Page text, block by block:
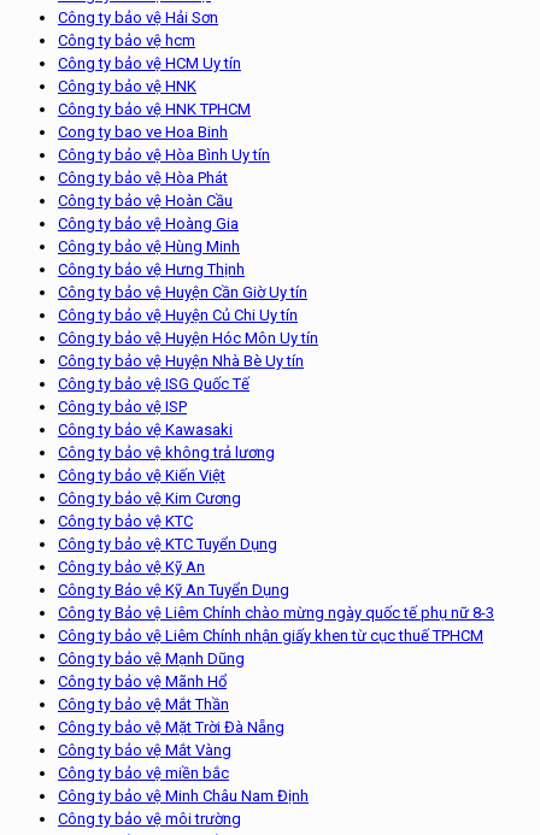
Công ty bảo vệ Hải Sơn
Công ty bảo vệ hcm
Công ty bảo vệ HCM Uy tín
Công ty bảo vệ HNK
Công ty bảo vệ HNK TPHCM
Cong ty bao ve Hoa Binh
Công ty bảo vệ Hòa Bình Uy tín
Công ty bảo vệ Hòa Phát
Công ty bảo vệ Hoàn Cầu
Công ty bảo vệ Hoàng Gia
Công ty bảo vệ Hùng Minh
Công ty bảo vệ Hưng Thịnh
Công ty bảo vệ Huyện Cần Giờ Uy tín
Công ty bảo vệ Huyện Củ Chi Uy tín
Công ty bảo vệ Huyện Hóc Môn Uy tín
Công ty bảo vệ Huyện Nhà Bè Uy tín
Công ty bảo vệ ISG Quốc Tế
Công ty bảo vệ ISP
Công ty bảo vệ Kawasaki
Công ty bảo vệ không trả lương
Công ty bảo vệ Kiến Việt
Công ty bảo vệ Kim Cương
Công ty bảo vệ KTC
Công ty bảo vệ KTC Tuyển Dụng
Công ty bảo vệ Kỹ An
Công ty Bảo vệ Kỹ An Tuyển Dụng
Công ty Bảo vệ Liêm Chính chào mừng ngày quốc tế phụ nữ 8-3
Công ty bảo vệ Liêm Chính nhận giấy khen từ cục thuế TPHCM
Công ty bảo vệ Mạnh Dũng
Công ty bảo vệ Mãnh Hổ
Công ty bảo vệ Mắt Thần
Công ty bảo vệ Mặt Trời Đà Nẵng
Công ty bảo vệ Mắt Vàng
Công ty bảo vệ miền bắc
Công ty bảo vệ Minh Châu Nam Định
Công ty bảo vệ môi trường